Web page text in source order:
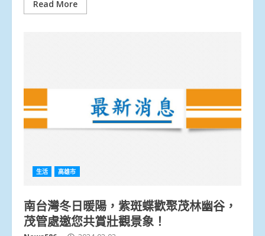
Read More
生活 高雄市
南台灣冬日暖陽，紫斑蝶歡聚茂林幽谷，
茂管處邀您共賞壯觀景象！